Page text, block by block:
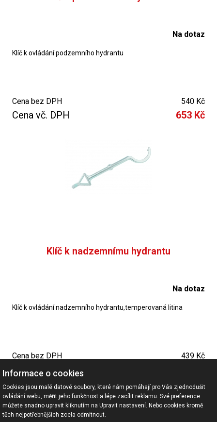
Na dotaz
Klíč k ovládání podzemního hydrantu
Cena bez DPH 540 Kč
Cena vč. DPH 653 Kč
Klíč k nadzemnímu hydrantu
Na dotaz
Klíč k ovládání nadzemního hydrantu,temperovaná litina
Cena bez DPH 439 Kč
Cena vč. DPH
<< < 1 2 3 4 . > >>
Informace o cookies
Cookies jsou malé datové soubory, které nám pomáhají pro Vás zjednodušit
ovládání webu, měřit jeho funkčnost a lépe zacílit reklamu. Své preference
můžete snadno upravit kliknutím na Upravit nastavení. Nebo cookies kromě
těch nejpotřebnějších zcela odmítnout.